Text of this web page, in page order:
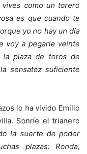
como un torero
es que cuando te
yo no hay un día
voy a pegarle veinte
plaza de toros de
sensatez suficiente
lo ha vivido Emilio
Sonríe el trianero
la suerte de poder
plazas: Ronda,